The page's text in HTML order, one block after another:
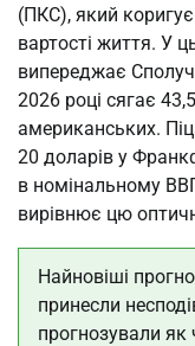
(ПКС), який
вартості життя. У
випереджає
2026 році сягає
американських.
20 доларів у
в номінальному
вирівнює цю
Найновіші
принесли
прогнозували як